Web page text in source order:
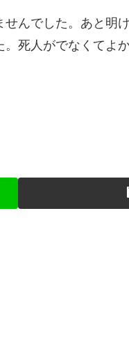
んでした。あと明
死人がでなくてよ